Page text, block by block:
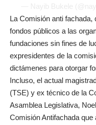
La Comisión anti fachada,
fondos públicos a las
fundaciones sin fines de
expresidentes de la
dictámenes para otorgar
Incluso, el actual
(TSE) y ex técnico de la
Asamblea Legislativa,
Comisión Antifachada